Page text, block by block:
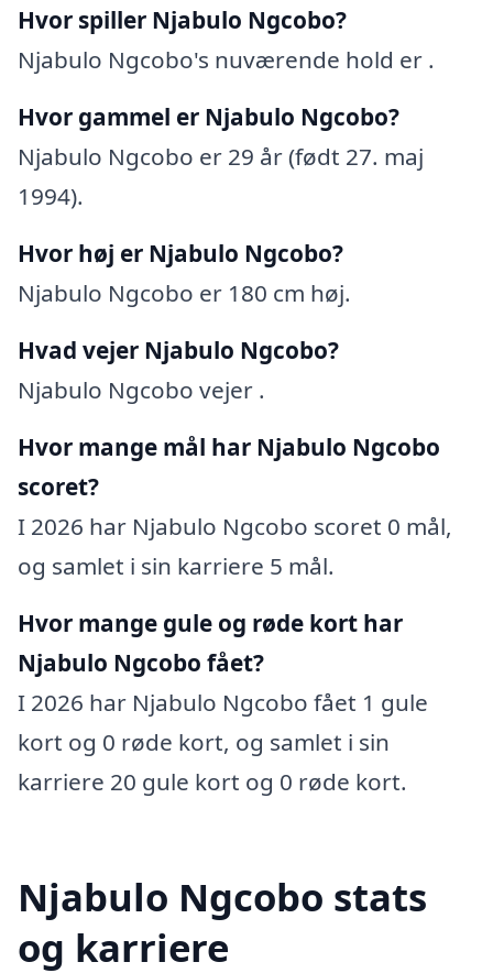
Hvor spiller Njabulo Ngcobo?
Njabulo Ngcobo's nuværende hold er .
Hvor gammel er Njabulo Ngcobo?
Njabulo Ngcobo er 29 år (født 27. maj
1994).
Hvor høj er Njabulo Ngcobo?
Njabulo Ngcobo er 180 cm høj.
Hvad vejer Njabulo Ngcobo?
Njabulo Ngcobo vejer .
Hvor mange mål har Njabulo Ngcobo
scoret?
I 2026 har Njabulo Ngcobo scoret 0 mål,
og samlet i sin karriere 5 mål.
Hvor mange gule og røde kort har
Njabulo Ngcobo fået?
I 2026 har Njabulo Ngcobo fået 1 gule
kort og 0 røde kort, og samlet i sin
karriere 20 gule kort og 0 røde kort.
Njabulo Ngcobo stats
og karriere